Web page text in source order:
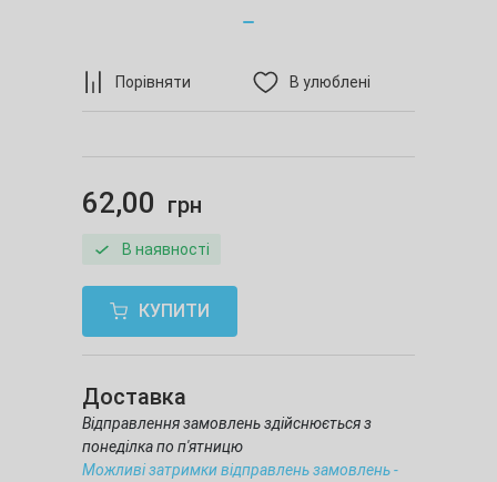
Порівняти В улюблені
62,00 грн
В наявності
КУПИТИ
Доставка
Відправлення замовлень здійснюється з
понеділка по п'ятницю
Можливі затримки відправлень замовлень -